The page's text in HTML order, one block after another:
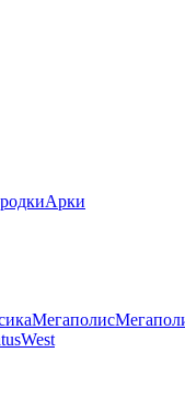
Арки
Мегаполис
West